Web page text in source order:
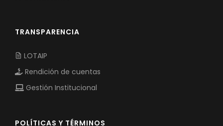
TRANSPARENCIA
LOTAIP
Rendición de cuentas
Gestión Institucional
POLÍTICAS Y TÉRMINOS